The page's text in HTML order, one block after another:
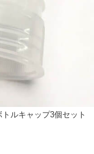
トルキャップ3個セット